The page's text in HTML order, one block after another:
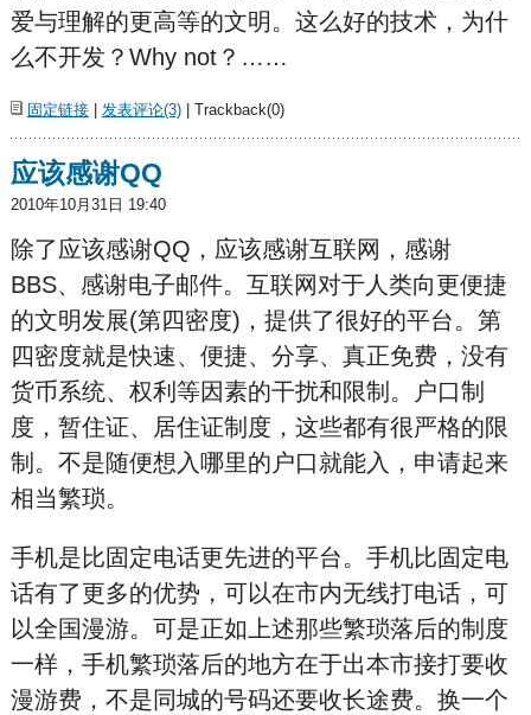
爱与理解的更高等的文明。这么好的技术，为什
么不开发？Why not？……
固定链接| 发表评论(3)| Trackback(0)
应该感谢QQ
2010年10月31日 19:40
除了应该感谢QQ，应该感谢互联网，感谢
BBS、感谢电子邮件。互联网对于人类向更便捷
的文明发展(第四密度)，提供了很好的平台。第
四密度就是快速、便捷、分享、真正免费，没有
货币系统、权利等因素的干扰和限制。户口制
度，暂住证、居住证制 度，这些都有很严格的限
制。不是随便想入哪里的户口就能入，申请起来
相当繁琐。
手机是比固定电话更先进的平台。手机比固定电
话有了更多的优势，可以在市内无线打电话，可
以全国漫游。可是正如上述那些繁琐落后的制度
一样，手机繁琐落后的地方在于出本市接打要收
漫游费，不是同城的号码还要收长途费。换一个